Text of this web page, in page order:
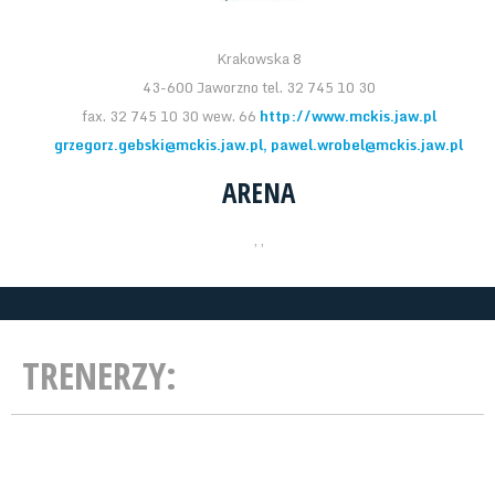
Krakowska 8
43-600 Jaworzno tel. 32 745 10 30
fax. 32 745 10 30 wew. 66 http://www.mckis.jaw.pl
grzegorz.gebski@mckis.jaw.pl, pawel.wrobel@mckis.jaw.pl
ARENA
, ,
TRENERZY: